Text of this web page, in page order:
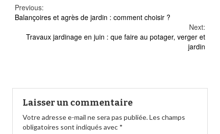
Continue
Reading
Previous:
Balançoires et agrès de jardin : comment choisir ?
Next:
Travaux jardinage en juin : que faire au potager, verger et
jardin
Laisser un commentaire
Votre adresse e-mail ne sera pas publiée.Les champs
obligatoires sont indiqués avec *